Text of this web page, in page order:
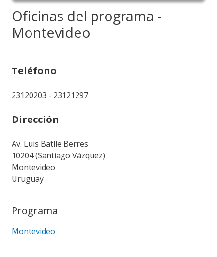
Oficinas del programa -
Montevideo
Teléfono
23120203 - 23121297
Dirección
Av. Luis Batlle Berres
10204 (Santiago Vázquez)
Montevideo
Uruguay
Programa
Montevideo